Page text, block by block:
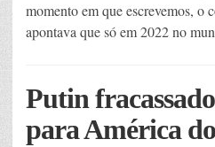
momento em que escrevemos, o
apontava que só em 2022 no
Putin
para América